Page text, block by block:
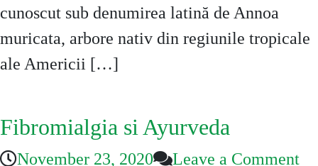
cunoscut sub denumirea latină de Annoa
muricata, arbore nativ din regiunile tropicale
ale Americii […]
Fibromialgia si Ayurveda
November 23, 2020 Leave a Commenton